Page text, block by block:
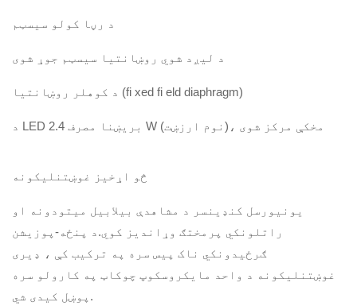
د رڼا کولو سیسټم
د لیږد شوي روښانتیا سیسټم جوړ شوی
د کوهلر روښانتیا (fi xed fi eld diaphragm)
د LED بریښنا مصرف 2.4 W (نوم ارزښت)، مخکې مرکز شوی
څو اړخیز غوښتنلیکونه
یونیورسل کنډینسر د مشاهدې بیلابیل میتودونه او
راتلونکي پرمختګ وړاندیز کوي.د پنځه-پوزیشن
ګرځیدونکي ناک پیس سره په ترکیب کې ، ډیری
غوښتنلیکونه د واحد مایکروسکوپ چوکاټ په کارولو سره
پوښل کیدی شي.